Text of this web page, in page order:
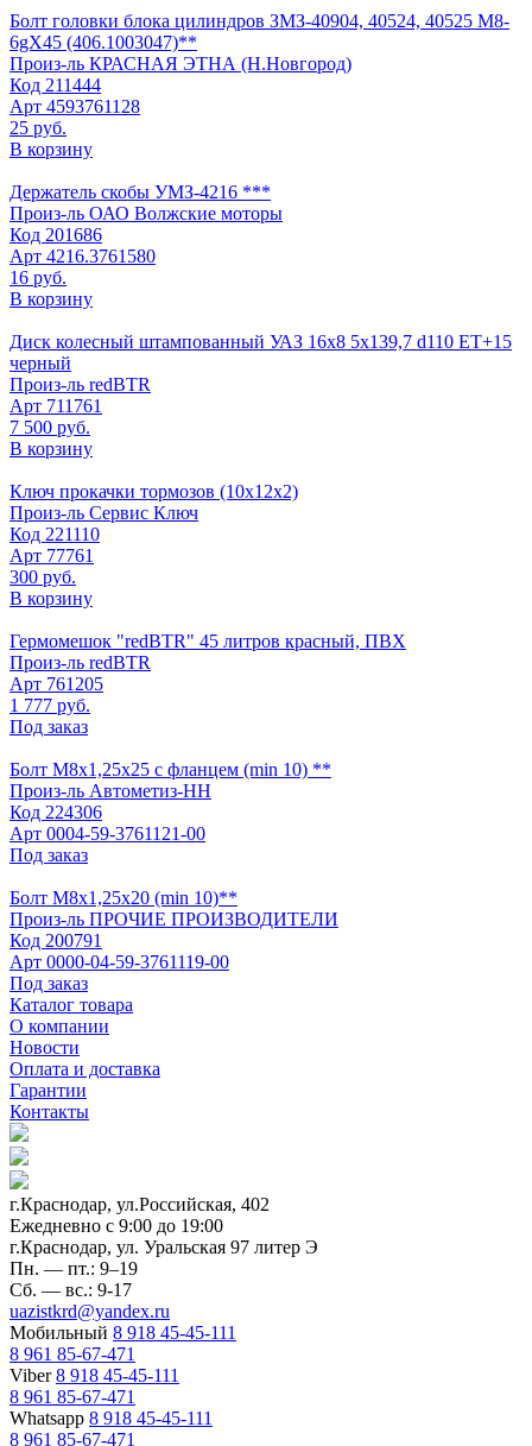
Болт головки блока цилиндров ЗМЗ-40904, 40524, 40525 М8-
6gХ45 (406.1003047)**
Произ-ль КРАСНАЯ ЭТНА (Н.Новгород)
Код 211444
Арт 4593761128
25 руб.
В корзину
Держатель скобы УМЗ-4216 ***
Произ-ль ОАО Волжские моторы
Код 201686
Арт 4216.3761580
16 руб.
В корзину
Диск колесный штампованный УАЗ 16x8 5х139,7 d110 ET+15
черный
Произ-ль redBTR
Арт 711761
7 500 руб.
В корзину
Ключ прокачки тормозов (10х12х2)
Произ-ль Сервис Ключ
Код 221110
Арт 77761
300 руб.
В корзину
Гермомешок "redBTR" 45 литров красный, ПВХ
Произ-ль redBTR
Арт 761205
1 777 руб.
Под заказ
Болт М8х1,25х25 с фланцем (min 10) **
Произ-ль Автометиз-НН
Код 224306
Арт 0004-59-3761121-00
Под заказ
Болт М8х1,25х20 (min 10)**
Произ-ль ПРОЧИЕ ПРОИЗВОДИТЕЛИ
Код 200791
Арт 0000-04-59-3761119-00
Под заказ
Каталог товара
О компании
Новости
Оплата и доставка
Гарантии
Контакты
г.Краснодар, ул.Российская, 402
Ежедневно c 9:00 до 19:00
г.Краснодар, ул. Уральская 97 литер Э
Пн. — пт.: 9–19
Сб. — вс.: 9-17
uazistkrd@yandex.ru
Мобильный 8 918 45-45-111
8 961 85-67-471
Viber8 918 45-45-111
8 961 85-67-471
Whatsapp 8 918 45-45-111
8 961 85-67-471